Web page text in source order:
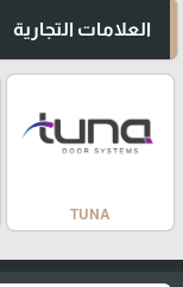
العلامات التجارية
TUNA